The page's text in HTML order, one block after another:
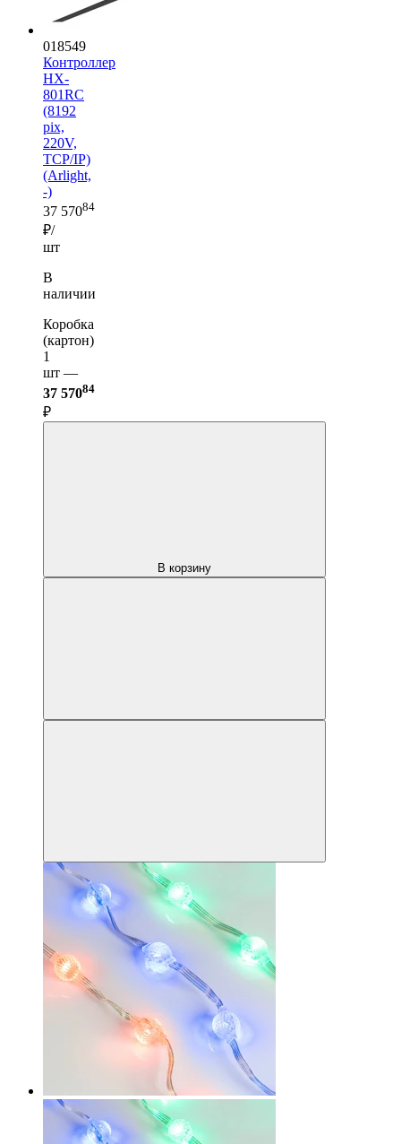
018549
Контроллер
HX-
801RC
(8192
pix,
220V,
TCP/IP)
(Arlight,
-)
37 57084
₽/
шт
В
наличии
Коробка
(картон)
1
шт —
37 57084
₽
В корзину